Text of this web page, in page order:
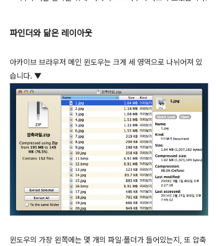
파인더와 닮은 레이아웃
아카이브 브라우저 메인 윈도우는 크게 세 영역으로 나뉘어져 있
습니다. ▼
윈도우의 가장 왼쪽에는 몇 개의 파일∙폴더가 들어있는지, 또 압축